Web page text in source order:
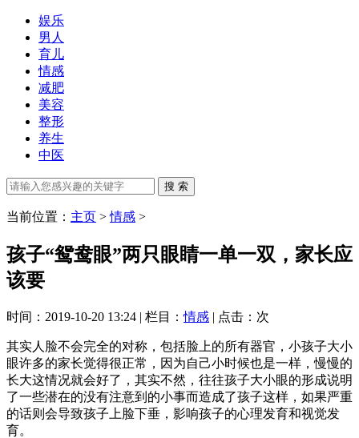
娱乐
男人
育儿
情感
减肥
美容
整形
养生
中医
当前位置： 主页 >情感 >
孩子“鸳鸯眼”两只眼睛一单一双，家长应
该要
时间：2019-10-20 13:24 | 栏目：情感 | 点击： 次
其实人脸不会完全的对称，包括脸上的所有器官，小孩子大小
眼许多的家长觉得很正常，因为自己小时候也是一样，慢慢的
长大这情况就会好了，其实不然，往往孩子大小眼的形成说明
了一些潜在的没有注意到的小事而造成了孩子这样，如果严重
的话则会导致孩子上脸下垂，影响孩子的心理发育和视觉发
育。